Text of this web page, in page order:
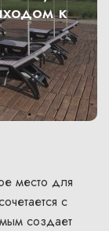
к
место для
с
создает